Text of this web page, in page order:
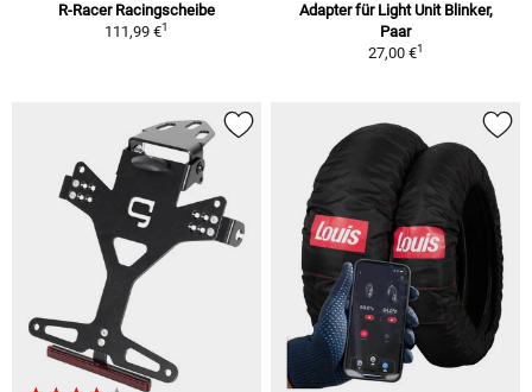
R-Racer Racingscheibe
111,99 €1
Adapter für Light Unit Blinker,
Paar
27,00 €1